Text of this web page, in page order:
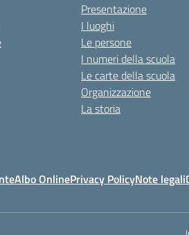
Presentazione
I luoghi
Le persone
I numeri della scuola
Le carte della scuola
Organizzazione
La storia
Albo OnlinePrivacy PolicyNote legali